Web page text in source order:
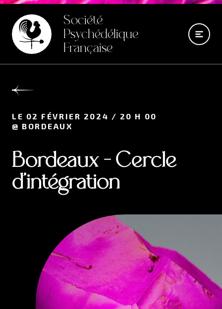
Société
Psychédélique
Française
LE 02 FÉVRIER 2024 / 20 H 00
@ BORDEAUX
Bordeaux - Cercle
d'intégration